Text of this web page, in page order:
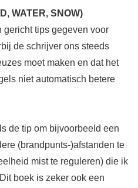
WATER, SNOW)
gericht tips gegeven voor
de schrijver ons steeds
moet maken en dat het
niet automatisch betere
de tip om bijvoorbeeld een
(brandpunts-)afstanden te
mist te reguleren) die ik
boek is zeker ook een